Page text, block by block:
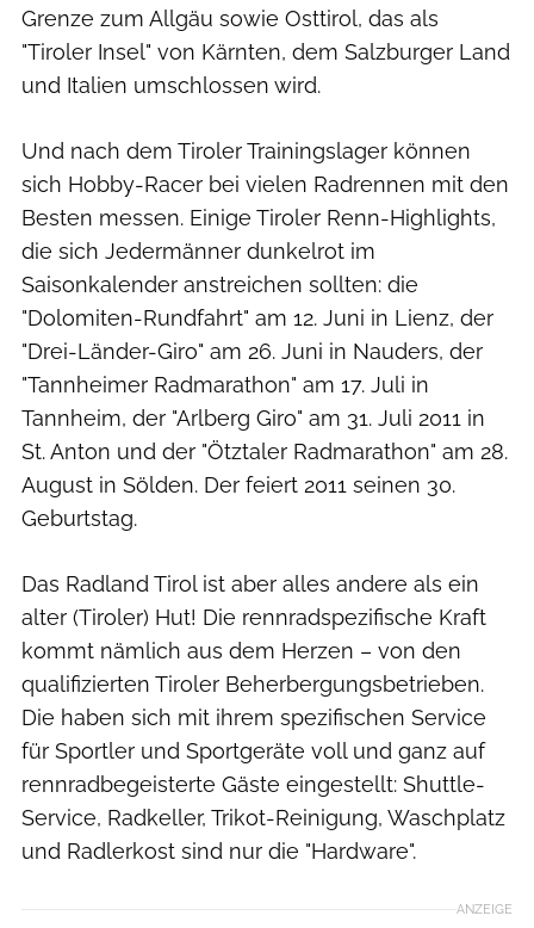
Grenze zum Allgäu sowie Osttirol, das als
"Tiroler Insel" von Kärnten, dem Salzburger Land
und Italien umschlossen wird.
Und nach dem Tiroler Trainingslager können
sich Hobby-Racer bei vielen Radrennen mit den
Besten messen. Einige Tiroler Renn-Highlights,
die sich Jedermänner dunkelrot im
Saisonkalender anstreichen sollten: die
"Dolomiten-Rundfahrt" am 12. Juni in Lienz, der
"Drei-Länder-Giro" am 26. Juni in Nauders, der
"Tannheimer Radmarathon" am 17. Juli in
Tannheim, der "Arlberg Giro" am 31. Juli 2011 in
St. Anton und der "Ötztaler Radmarathon" am 28.
August in Sölden. Der feiert 2011 seinen 30.
Geburtstag.
Das Radland Tirol ist aber alles andere als ein
alter (Tiroler) Hut! Die rennradspezifische Kraft
kommt nämlich aus dem Herzen – von den
qualifizierten Tiroler Beherbergungsbetrieben.
Die haben sich mit ihrem spezifischen Service
für Sportler und Sportgeräte voll und ganz auf
rennradbegeisterte Gäste eingestellt: Shuttle-
Service, Radkeller, Trikot-Reinigung, Waschplatz
und Radlerkost sind nur die "Hardware".
ANZEIGE